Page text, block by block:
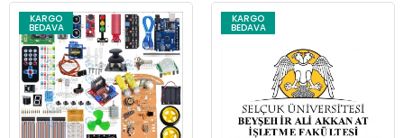
KARGO
BEDAVA
KARGO
BEDAVA